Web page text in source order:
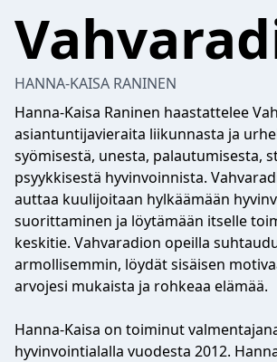
HANNA-KAISA RANINEN
Hanna-Kaisa Raninen haastattelee
asiantuntijavieraita liikunnasta ja
syömisestä, unesta, palautumisesta,
psyykkisestä hyvinvoinnista.
auttaa kuulijoitaan hylkäämään
suorittaminen ja löytämään itselle
keskitie. Vahvaradion opeilla
armollisemmin, löydät sisäisen
arvojesi mukaista ja rohkeaa elämää.
Hanna-Kaisa on toiminut
hyvinvointialalla vuodesta 2012.